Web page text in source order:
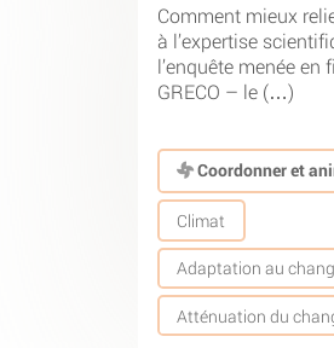
Comment mieux
à l’expertise
l’enquête menée en
GRECO – le (…)
Coordonner et
Climat
Adaptation au
Atténuation du